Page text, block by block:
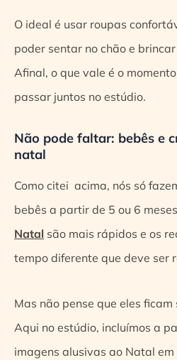
O ideal é usar roupas
poder sentar no chão e
Afinal, o que vale é o
passar juntos no estúdio.
Não pode faltar: bebês e
natal
Como citei acima, nós só
bebês a partir de 5 ou 6
Natal são mais rápidos e os
tempo diferente que deve ser
Mas não pense que eles
Aqui no estúdio, incluímos a
imagens alusivas ao Natal em